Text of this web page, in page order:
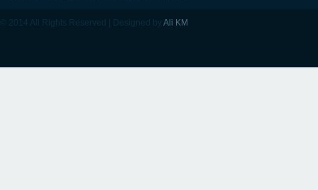
© 2014 All Rights Reserved | Designed byAli KM